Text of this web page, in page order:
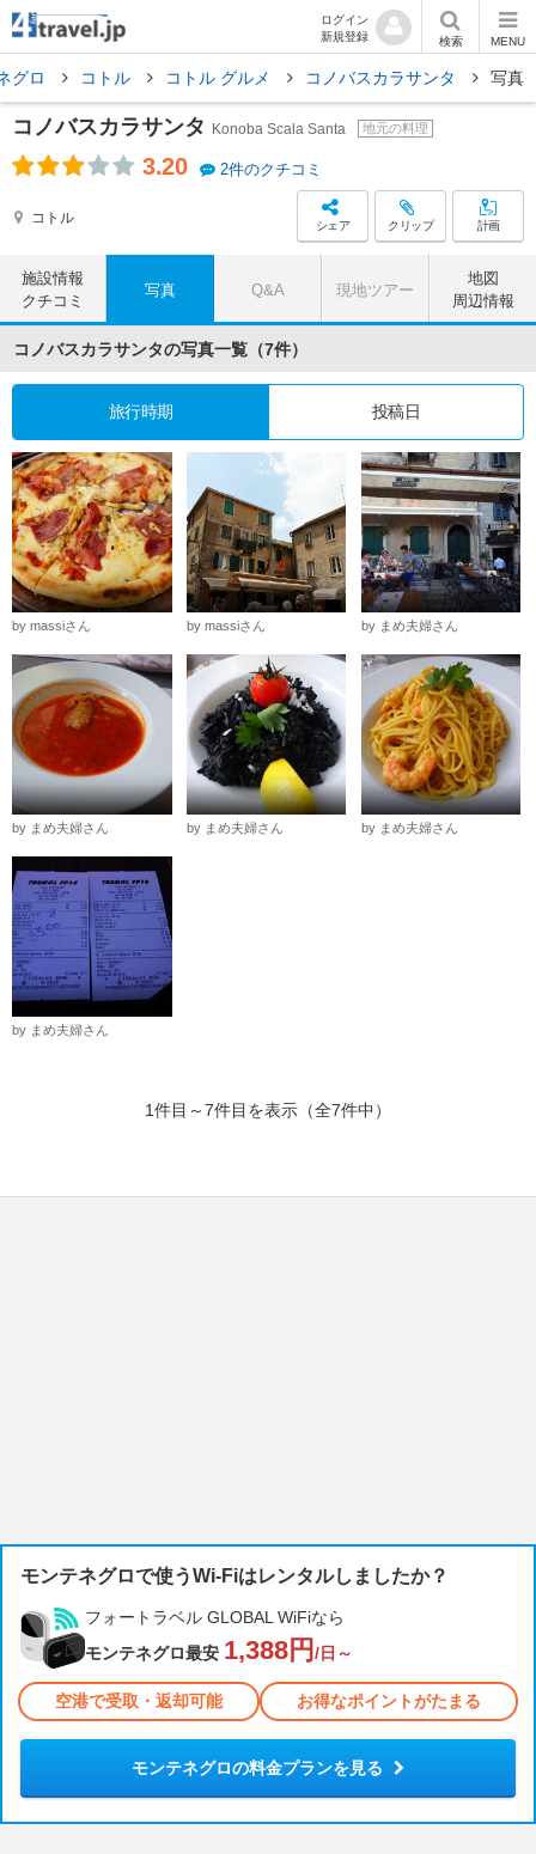
ログイン
新規登録
検索 MENU
グロ コトル コトル グルメ コノバスカラサンタ 写真
コノバスカラサンタ Konoba Scala Santa 地元の料理
3.20 2件のクチコミ
コトル シェア クリップ 計画
施設情報
クチコミ
写真 Q&A 現地ツアー
地図
周辺情報
コノバスカラサンタの写真一覧（7件）
旅行時期 投稿日
by massiさん by massiさん by まめ夫婦さん
by まめ夫婦さん by まめ夫婦さん by まめ夫婦さん
by まめ夫婦さん
1件目～7件目を表示（全7件中）
モンテネグロで使うWi-Fiはレンタルしましたか？
フォートラベル GLOBAL WiFiなら
モンテネグロ最安 1,388円 /日～
空港で受取・返却可能 お得なポイントがたまる
モンテネグロの料金プランを見る